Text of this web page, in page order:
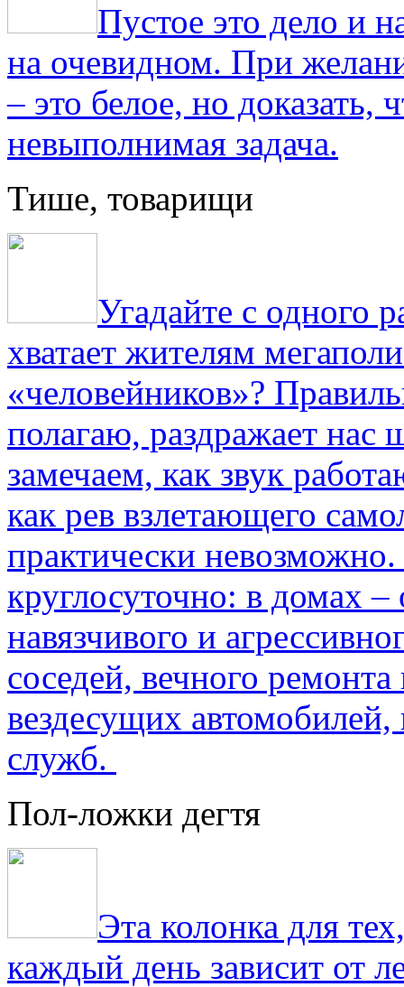
Пустое это дело и
на очевидном. При
– это белое, но доказать,
невыполнимая задача.
Тише, товарищи
Угадайте с одного
хватает жителям
«человейников»?
полагаю, раздражает нас
замечаем, как звук
как рев взлетающего
практически
круглосуточно: в домах
навязчивого и
соседей, вечного
вездесущих
служб.
Пол-ложки дегтя
Эта колонка для
каждый день зависит от